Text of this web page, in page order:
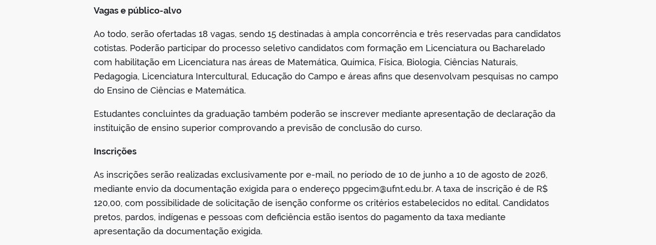
Vagas e público-alvo
Ao todo, serão ofertadas 18 vagas, sendo 15 destinadas à ampla concorrência e três reservadas para candidatos
cotistas. Poderão participar do processo seletivo candidatos com formação em Licenciatura ou Bacharelado
com habilitação em Licenciatura nas áreas de Matemática, Química, Física, Biologia, Ciências Naturais,
Pedagogia, Licenciatura Intercultural, Educação do Campo e áreas afins que desenvolvam pesquisas no campo
do Ensino de Ciências e Matemática.
Estudantes concluintes da graduação também poderão se inscrever mediante apresentação de declaração da
instituição de ensino superior comprovando a previsão de conclusão do curso.
Inscrições
As inscrições serão realizadas exclusivamente por e-mail, no período de 10 de junho a 10 de agosto de 2026,
mediante envio da documentação exigida para o endereço ppgecim@ufnt.edu.br. A taxa de inscrição é de R$
120,00, com possibilidade de solicitação de isenção conforme os critérios estabelecidos no edital. Candidatos
pretos, pardos, indígenas e pessoas com deficiência estão isentos do pagamento da taxa mediante
apresentação da documentação exigida.